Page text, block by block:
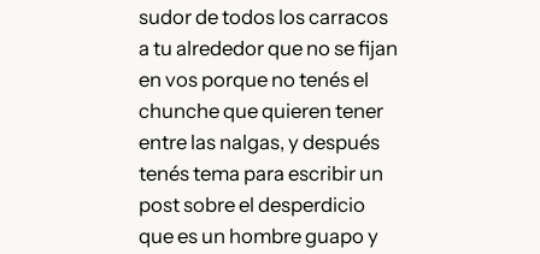
sudor de todos los carracos
a tu alrededor que no se fijan
en vos porque no tenés el
chunche que quieren tener
entre las nalgas, y después
tenés tema para escribir un
post sobre el desperdicio
que es un hombre guapo y